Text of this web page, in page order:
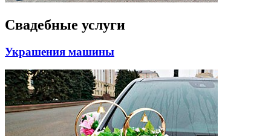
Свадебные услуги
Украшения машины